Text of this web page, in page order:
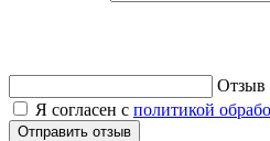
Отзыв
Я согласен с политикой
Отправить отзыв